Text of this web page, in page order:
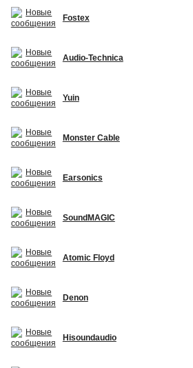
Fostex
Audio-Technica
Yuin
Monster Cable
Earsonics
SoundMAGIC
Atomic Floyd
Denon
Hisoundaudio